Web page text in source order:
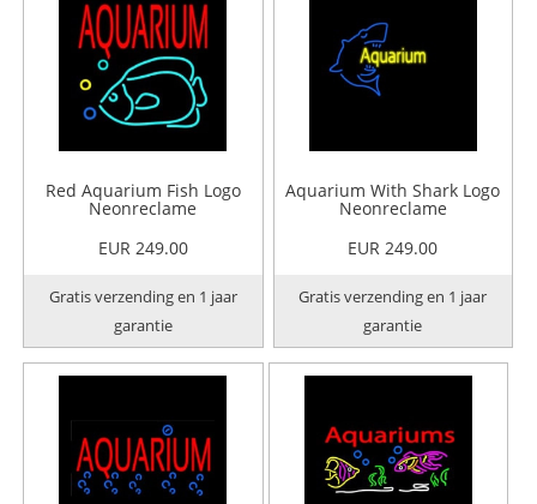
Red Aquarium Fish Logo
Neonreclame
EUR 249.00
Gratis verzending en 1 jaar
garantie
Aquarium With Shark Logo
Neonreclame
EUR 249.00
Gratis verzending en 1 jaar
garantie